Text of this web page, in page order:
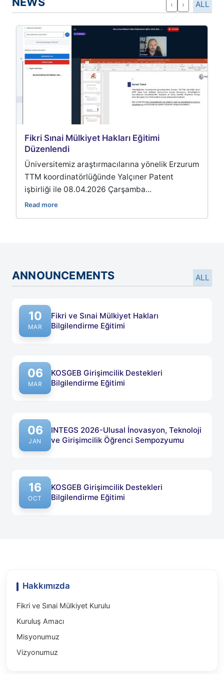
‹ › ALL
Fikri Sınai Mülkiyet Hakları Eğitimi
Düzenlendi
Üniversitemiz araştırmacılarına yönelik Erzurum
TTM koordinatörlüğünde Yalçıner Patent
işbirliği ile 08.04.2026 Çarşamba...
Read more
ANNOUNCEMENTS ALL
10
MAR
Fikri ve Sınai Mülkiyet Hakları
Bilgilendirme Eğitimi
06
MAR
KOSGEB Girişimcilik Destekleri
Bilgilendirme Eğitimi
06
JAN
INTEGS 2026-Ulusal İnovasyon, Teknoloji
ve Girişimcilik Öğrenci Sempozyumu
16
OCT
KOSGEB Girişimcilik Destekleri
Bilgilendirme Eğitimi
Hakkımızda
Fikri ve Sınai Mülkiyet Kurulu
Kuruluş Amacı
Misyonumuz
Vizyonumuz